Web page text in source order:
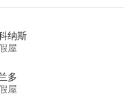
纳斯
屋
多
屋